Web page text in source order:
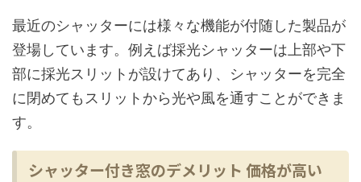
最近のシャッターには様々な機能が付随した製品が
登場しています。例えば採光シャッターは上部や下
部に採光スリットが設けてあり、シャッターを完全
に閉めてもスリットから光や風を通すことができま
す。
シャッター付き窓のデメリット 価格が高い